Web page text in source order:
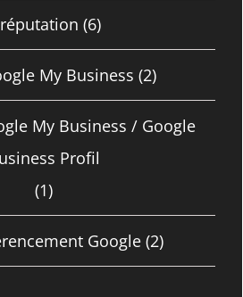
(6)
My Business (2)
My Business / Google
Profil
(1)
Google (2)